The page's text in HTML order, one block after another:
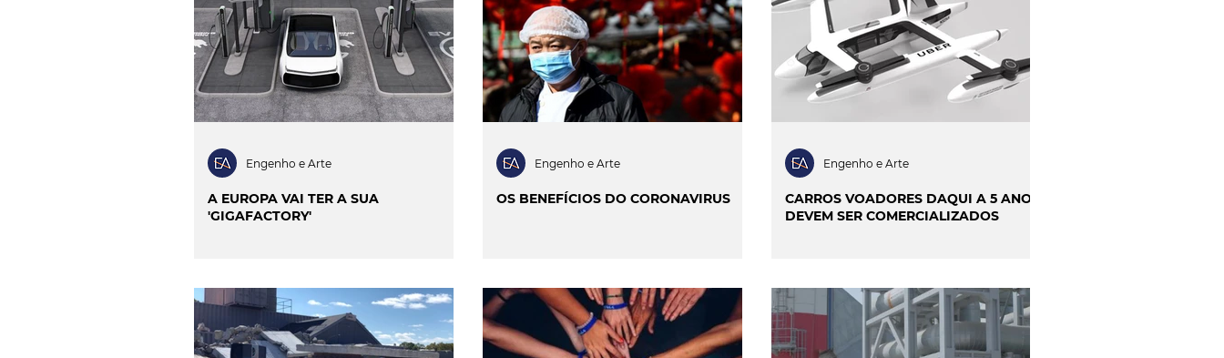
A EUROPA VAI TER A SUA
'GIGAFACTORY'
Engenho e Arte
OS BENEFÍCIOS DO CORONAVIRUS
Engenho e Arte
CARROS VOADORES DAQUI A 5 ANOS
DEVEM SER COMERCIALIZADOS
Engenho e Arte